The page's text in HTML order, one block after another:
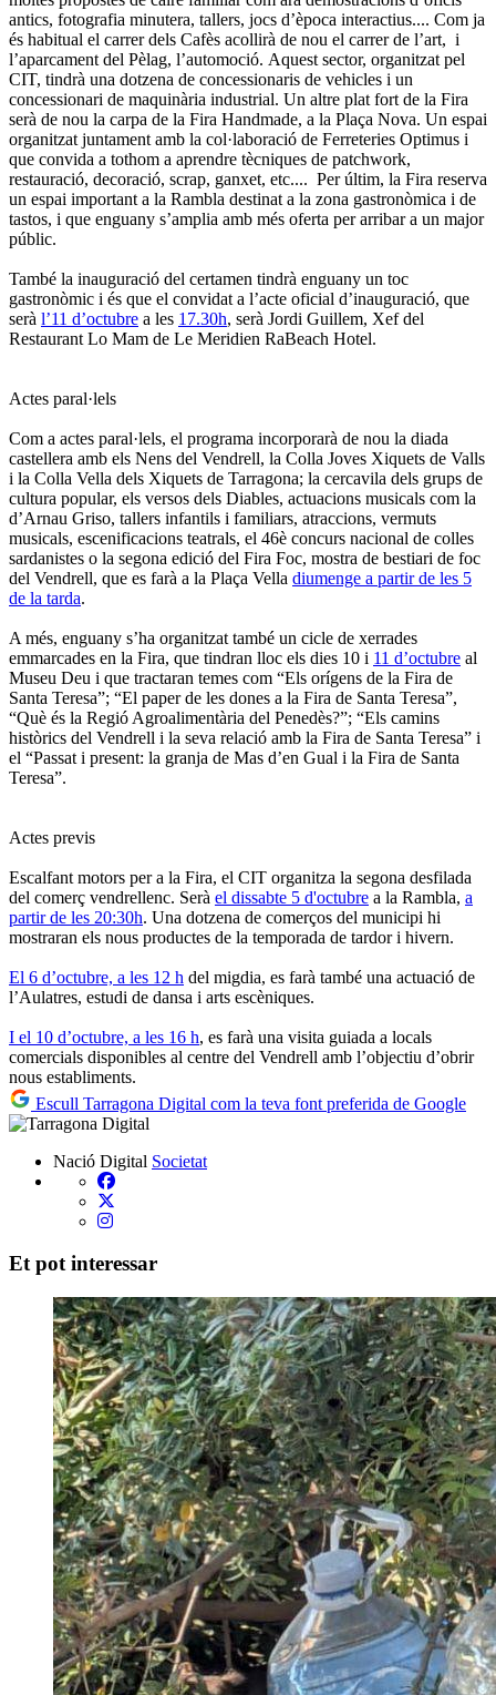
antics, fotografia minutera, tallers, jocs d’època interactius.... Com ja
és habitual el carrer dels Cafès acollirà de nou el carrer de l’art, i
l’aparcament del Pèlag, l’automoció. Aquest sector, organitzat pel
CIT, tindrà una dotzena de concessionaris de vehicles i un
concessionari de maquinària industrial. Un altre plat fort de la Fira
serà de nou la carpa de la Fira Handmade, a la Plaça Nova. Un espai
organitzat juntament amb la col·laboració de Ferreteries Optimus i
que convida a tothom a aprendre tècniques de patchwork,
restauració, decoració, scrap, ganxet, etc.... Per últim, la Fira reserva
un espai important a la Rambla destinat a la zona gastronòmica i de
tastos, i que enguany s’amplia amb més oferta per arribar a un major
públic.
També la inauguració del certamen tindrà enguany un toc
gastronòmic i és que el convidat a l’acte oficial d’inauguració, que
serà l’11 d’octubre a les 17.30h, serà Jordi Guillem, Xef del
Restaurant Lo Mam de Le Meridien RaBeach Hotel.
Actes paral·lels
Com a actes paral·lels, el programa incorporarà de nou la diada
castellera amb els Nens del Vendrell, la Colla Joves Xiquets de Valls
i la Colla Vella dels Xiquets de Tarragona; la cercavila dels grups de
cultura popular, els versos dels Diables, actuacions musicals com la
d’Arnau Griso, tallers infantils i familiars, atraccions, vermuts
musicals, escenificacions teatrals, el 46è concurs nacional de colles
sardanistes o la segona edició del Fira Foc, mostra de bestiari de foc
del Vendrell, que es farà a la Plaça Vella diumenge a partir de les 5
de la tarda.
A més, enguany s’ha organitzat també un cicle de xerrades
emmarcades en la Fira, que tindran lloc els dies 10 i 11 d’octubre al
Museu Deu i que tractaran temes com “Els orígens de la Fira de
Santa Teresa”; “El paper de les dones a la Fira de Santa Teresa”,
“Què és la Regió Agroalimentària del Penedès?”; “Els camins
històrics del Vendrell i la seva relació amb la Fira de Santa Teresa” i
el “Passat i present: la granja de Mas d’en Gual i la Fira de Santa
Teresa”.
Actes previs
Escalfant motors per a la Fira, el CIT organitza la segona desfilada
del comerç vendrellenc. Serà el dissabte 5 d'octubre a la Rambla, a
partir de les 20:30h. Una dotzena de comerços del municipi hi
mostraran els nous productes de la temporada de tardor i hivern.
El 6 d’octubre, a les 12 h del migdia, es farà també una actuació de
l’Aulatres, estudi de dansa i arts escèniques.
I el 10 d’octubre, a les 16 h, es farà una visita guiada a locals
comercials disponibles al centre del Vendrell amb l’objectiu d’obrir
nous establiments.
Escull Tarragona Digital com la teva font preferida de Google
Nació Digital Societat
Et pot interessar